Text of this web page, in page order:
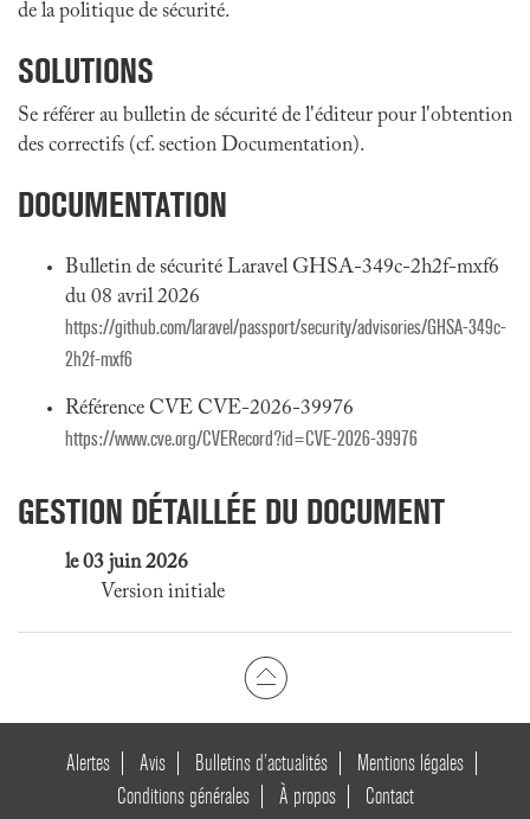
de la politique de sécurité.
SOLUTIONS
Se référer au bulletin de sécurité de l'éditeur pour l'obtention
des correctifs (cf. section Documentation).
DOCUMENTATION
Bulletin de sécurité Laravel GHSA-349c-2h2f-mxf6
du 08 avril 2026
https://github.com/laravel/passport/security/advisories/GHSA-349c-
2h2f-mxf6
Référence CVE CVE-2026-39976
https://www.cve.org/CVERecord?id=CVE-2026-39976
GESTION DÉTAILLÉE DU DOCUMENT
le 03 juin 2026
Version initiale
Alertes Avis Bulletins d’actualités
Mentions légales
Conditions générales
À propos Contact